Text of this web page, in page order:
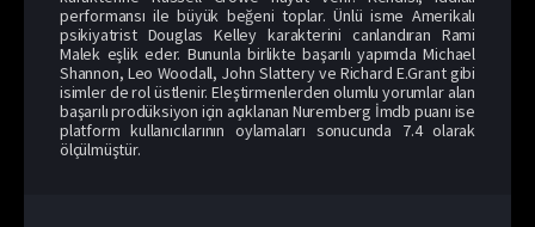
performansı ile büyük beğeni toplar. Ünlü isme Amerikalı
psikiyatrist Douglas Kelley karakterini canlandıran Rami
Malek eşlik eder. Bununla birlikte başarılı yapımda Michael
Shannon, Leo Woodall, John Slattery ve Richard E.Grant gibi
isimler de rol üstlenir. Eleştirmenlerden olumlu yorumlar alan
başarılı prodüksiyon için açıklanan Nuremberg İmdb puanı ise
platform kullanıcılarının oylamaları sonucunda 7.4 olarak
ölçülmüştür.